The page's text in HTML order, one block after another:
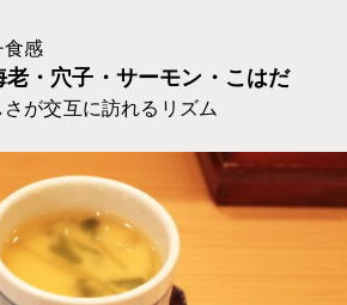
食感
・穴子・サーモン・こはだ
が交互に訪れるリズム